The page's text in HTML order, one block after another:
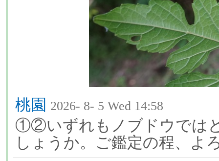
桃園 2026- 8- 5 Wed 14:58
①②いずれもノブドウでは
しょうか。ご鑑定の程、よ